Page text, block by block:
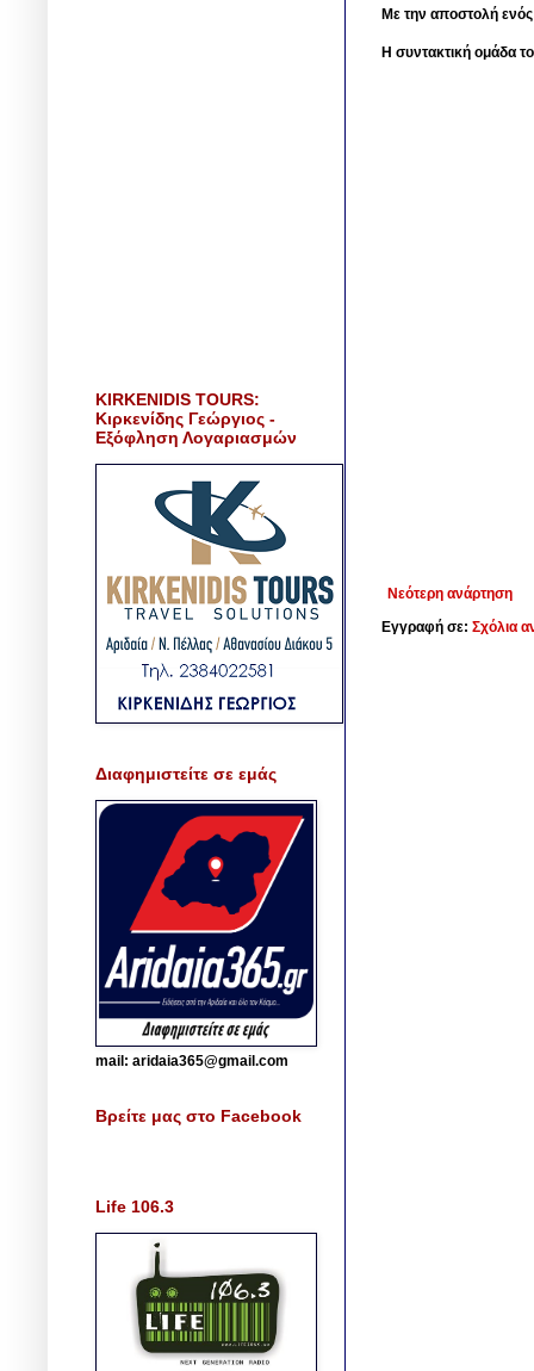
Με την αποστολή
Η συντακτική ομάδα
Νεότερη ανάρτηση
Εγγραφή σε: Σχόλια
KIRKENIDIS TOURS:
Κιρκενίδης Γεώργιος -
Εξόφληση Λογαριασμών
Διαφημιστείτε σε εμάς
mail: aridaia365@gmail.com
Βρείτε μας στο Facebook
Life 106.3